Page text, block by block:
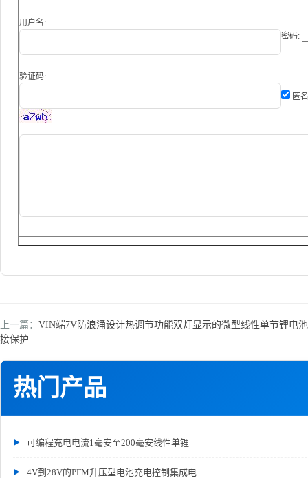
热门产品
可编程充电电流1毫安至200毫安线性单锂
4V到28V的PFM升压型电池充电控制集成电
用户名:
密码:
验证码:
匿
上一篇： VIN端7V防浪涌设计热调节功能双灯显示的微型线性单节锂电
接保护